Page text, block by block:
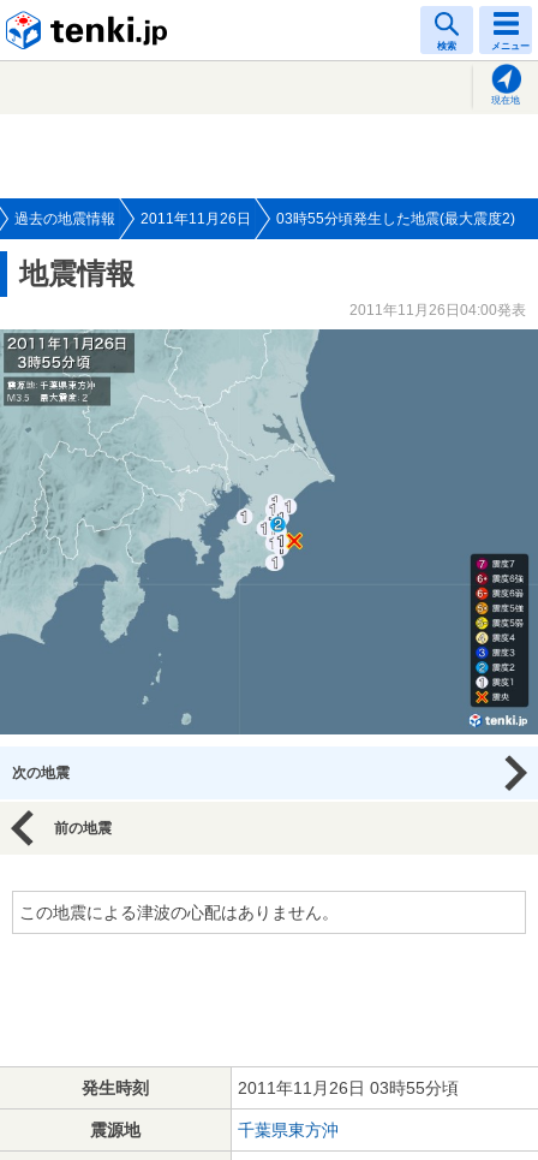
検索 メニュー
現在地
過去の地震情報 2011年11月26日 03時55分頃発生した地震(最大震度2)
地震情報
2011年11月26日04:00発表
次の地震
前の地震
この地震による津波の心配はありません。
発生時刻 2011年11月26日 03時55分頃
震源地 千葉県東方沖